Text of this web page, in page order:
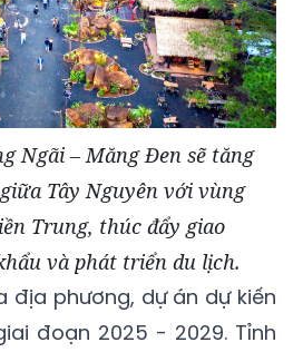
Ngãi – Măng Đen sẽ tăng
Tây Nguyên với vùng
Trung, thúc đẩy giao
và phát triển du lịch.
địa phương, dự án dự kiến
đoạn 2025 - 2029. Tỉnh